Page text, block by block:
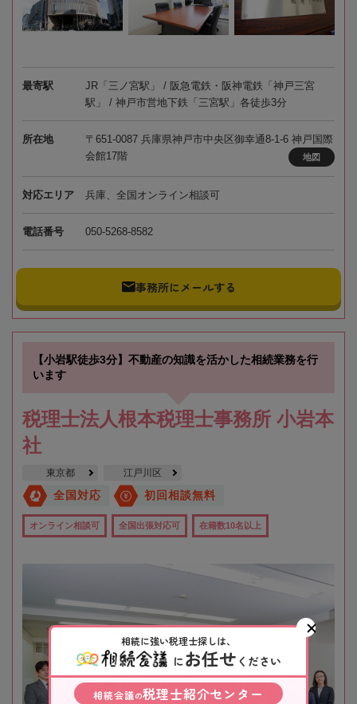
最寄駅
JR「三ノ宮駅」 / 阪急電鉄・阪神電鉄「神戸三宮
駅」 / 神戸市営地下鉄「三宮駅」各徒歩3分
所在地
〒651-0087 兵庫県神戸市中央区御幸通8-1-6 神戸国際
会館17階
地図
対応エリア 兵庫、全国オンライン相談可
電話番号 050-5268-8582
事務所にメールする
【小岩駅徒歩3分】不動産の知識を活かした相続業務を行
います
税理士法人根本税理士事務所 小岩本
社
東京都 江戸川区
全国対応 初回相談無料
オンライン相談可 全国出張対応可 在籍数10名以上
相続に強い税理士探しは、
にお任せ ください
相続会議の税理士紹介センター